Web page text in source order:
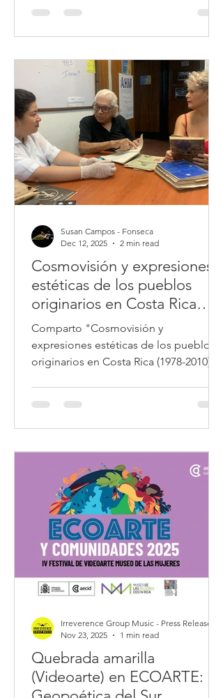
Amapá, en colaboración con Bibiana
Pesquisa Artística no Brasil e na
América Latina de la Universidade
Federal de Mato Grosso.
Cosmovisión y expresiones
estéticas de los pueblos
originarios en Costa Rica
(1978-2010)
Comparto "Cosmovisión y
expresiones estéticas de los pueblos
originarios en Costa Rica (1978-2010) :
pensamiento y creación.
Susan Campos - Fonseca
Dec 12, 2025
2 min read
Quebrada amarilla
(Videoarte) en ECOARTE:
Irreverence Group Music - Press Release
Nov 23, 2025
1 min read